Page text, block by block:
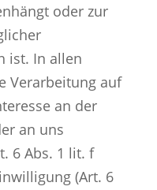
oder zur
ist. In allen
Verarbeitung auf
an der
an uns
6 Abs. 1 lit. f
(Art. 6